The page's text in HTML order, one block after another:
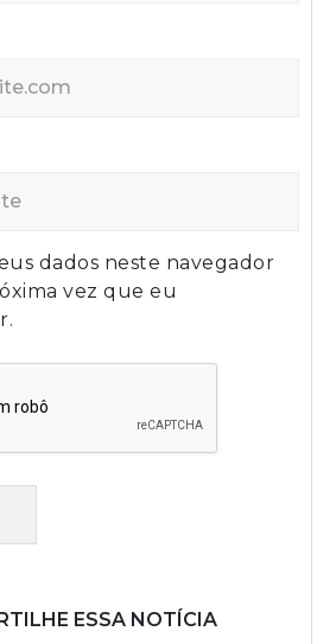
dados neste navegador
vez que eu
ESSA NOTÍCIA